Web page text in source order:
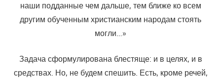
наши подданные чем дальше, тем ближе ко всем
другим обученным христианским народам стоять
могли…»
Задача сформулирована блестяще: и в целях, и в
средствах. Но, не будем спешить. Есть, кроме речей,